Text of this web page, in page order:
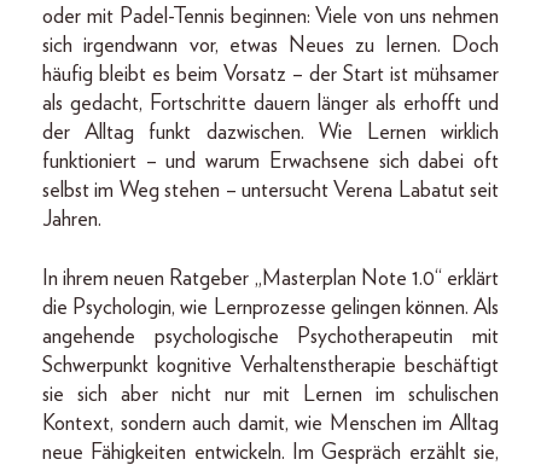
oder mit Padel-Tennis beginnen: Viele von uns nehmen
sich irgendwann vor, etwas Neues zu lernen. Doch
häufig bleibt es beim Vorsatz – der Start ist mühsamer
als gedacht, Fortschritte dauern länger als erhofft und
der Alltag funkt dazwischen. Wie Lernen wirklich
funktioniert – und warum Erwachsene sich dabei oft
selbst im Weg stehen – untersucht Verena Labatut seit
Jahren.
In ihrem neuen Ratgeber „Masterplan Note 1.0“ erklärt
die Psychologin, wie Lernprozesse gelingen können. Als
angehende psychologische Psychotherapeutin mit
Schwerpunkt kognitive Verhaltenstherapie beschäftigt
sie sich aber nicht nur mit Lernen im schulischen
Kontext, sondern auch damit, wie Menschen im Alltag
neue Fähigkeiten entwickeln. Im Gespräch erzählt sie,